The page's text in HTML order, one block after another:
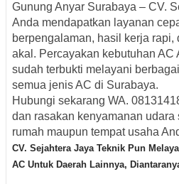
Gunung Anyar Surabaya – CV.
Anda mendapatkan layanan
berpengalaman, hasil kerja rapi,
akal. Percayakan kebutuhan AC
sudah terbukti melayani
semua jenis AC di Surabaya.
Hubungi sekarang WA.
dan rasakan kenyamanan udara
rumah maupun tempat usaha
CV. Sejahtera Jaya Teknik Pun M
AC Untuk Daerah Lainnya,